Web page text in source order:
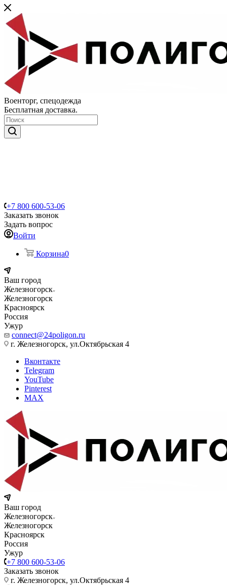
Военторг, спецодежда
Бесплатная доставка.
+7 800 600-53-06
Заказать звонок
Задать вопрос
Войти
Корзина0
Ваш город
Железногорск
Железногорск
Красноярск
Россия
Ужур
connect@24poligon.ru
г. Железногорск, ул.Октябрьская 4
Вконтакте
Telegram
YouTube
Pinterest
MAX
Ваш город
Железногорск
Железногорск
Красноярск
Россия
Ужур
+7 800 600-53-06
Заказать звонок
г. Железногорск, ул.Октябрьская 4